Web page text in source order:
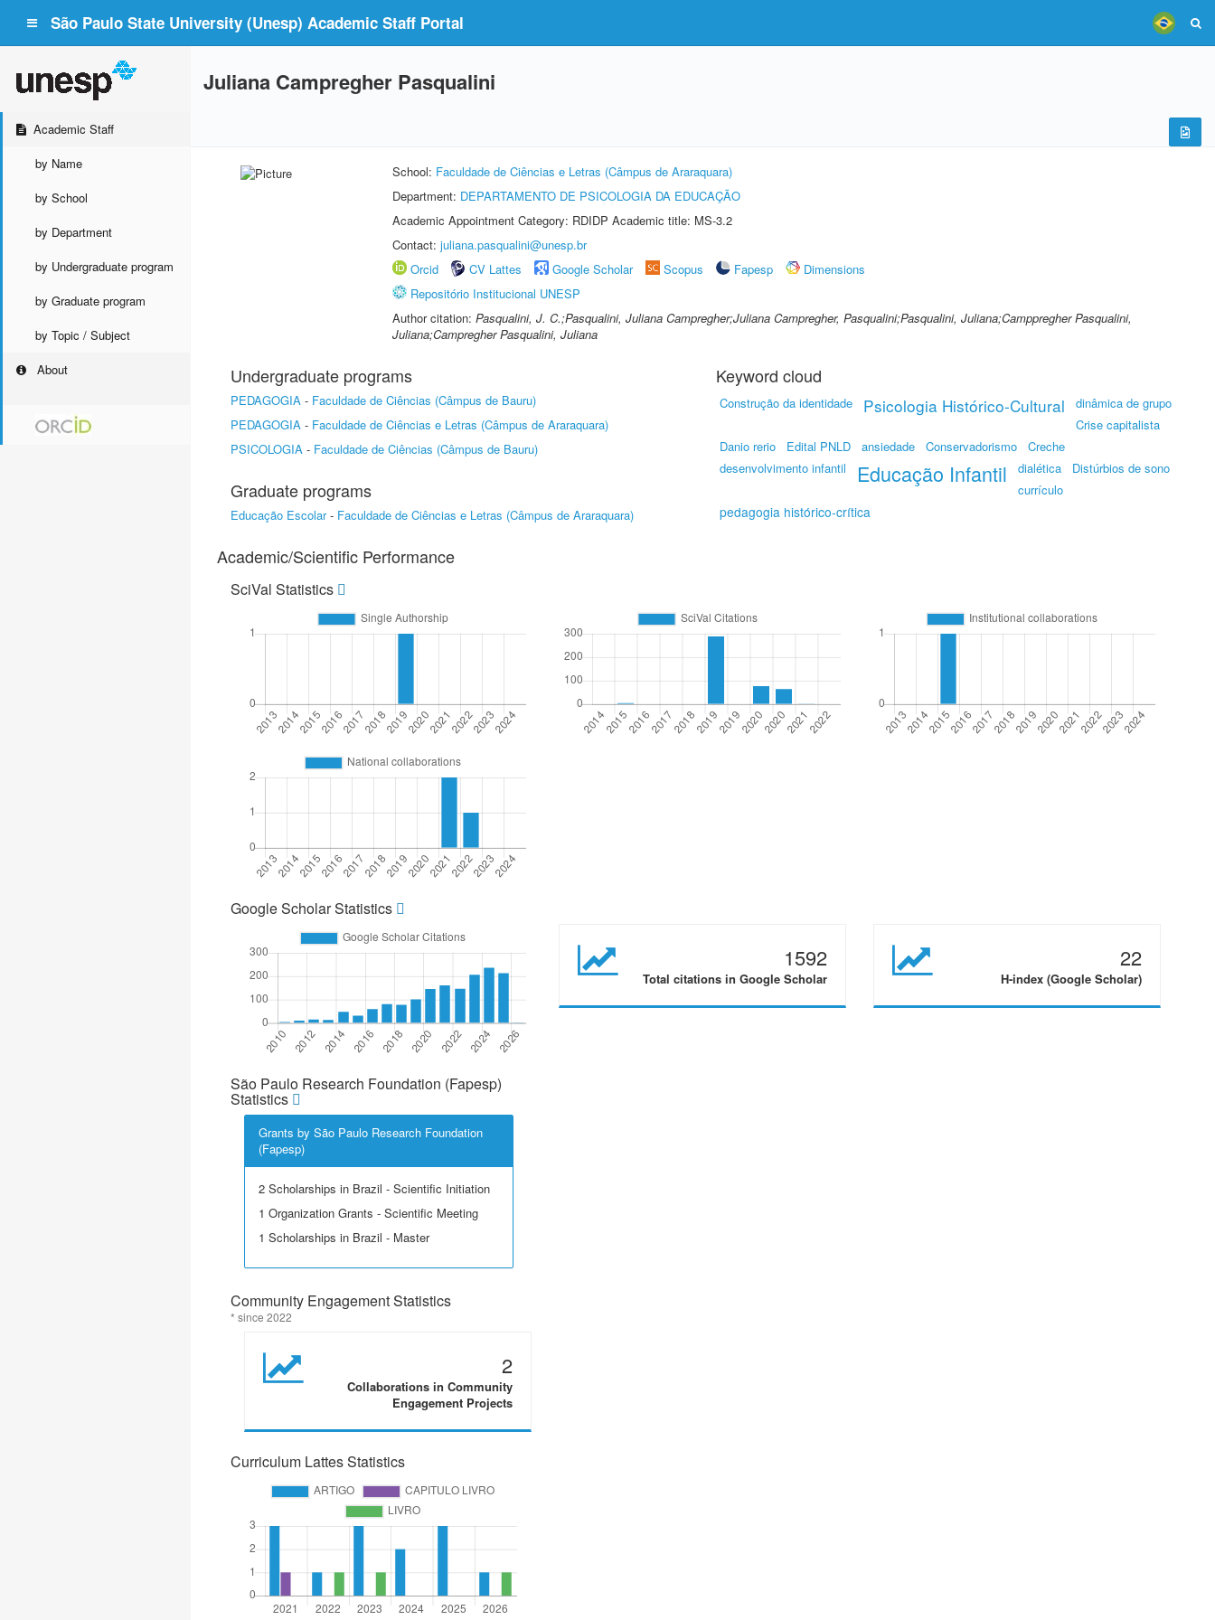
São Paulo State University (Unesp) Academic Staff Portal
Academic Staff
by Name
by School
by Department
by Undergraduate program
by Graduate program
by Topic / Subject
About
Juliana Campregher Pasqualini
School: Faculdade de Ciências e Letras (Câmpus de Araraquara)
Department: DEPARTAMENTO DE PSICOLOGIA DA EDUCAÇÃO
Academic Appointment Category: RDIDP Academic title: MS-3.2
Contact: juliana.pasqualini@unesp.br
Orcid
CV Lattes Google Scholar Scopus Fapesp
Dimensions
Repositório Institucional UNESP
Author citation: Pasqualini, J. C.;Pasqualini, Juliana Campregher;Juliana Campregher, Pasqualini;Pasqualini, Juliana;Camppregher Pasqualini,
Juliana;Campregher Pasqualini, Juliana
Undergraduate programs
PEDAGOGIA - Faculdade de Ciências (Câmpus de Bauru)
PEDAGOGIA - Faculdade de Ciências e Letras (Câmpus de Araraquara)
PSICOLOGIA - Faculdade de Ciências (Câmpus de Bauru)
Graduate programs
Educação Escolar- Faculdade de Ciências e Letras (Câmpus de Araraquara)
Keyword cloud
Construção da identidade Psicologia Histórico-Cultural
dinâmica de grupo
Crise capitalista
Danio rerio
Edital PNLD ansiedade Conservadorismo
Creche
desenvolvimento infantil
Educação Infantil dialética
Distúrbios de sono
currículo
pedagogia histórico-crítica
Academic/Scientific Performance
SciVal Statistics
Google Scholar Statistics
1592
Total citations in Google Scholar
22
H-index (Google Scholar)
São Paulo Research Foundation (Fapesp)
Statistics
Grants by São Paulo Research Foundation
(Fapesp)
2 Scholarships in Brazil - Scientific Initiation
1 Organization Grants - Scientific Meeting
1 Scholarships in Brazil - Master
Community Engagement Statistics
* since 2022
2
Collaborations in Community
Engagement Projects
Curriculum Lattes Statistics